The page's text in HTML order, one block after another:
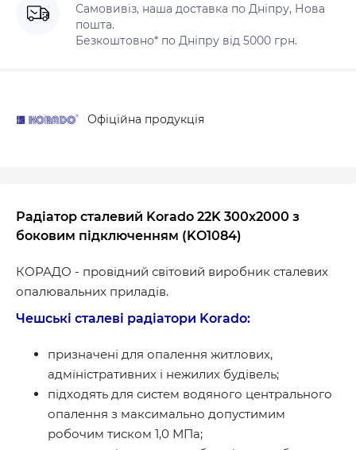
Самовивіз, наша доставка по Дніпру, Нова
пошта.
Безкоштовно* по Дніпру від 5000 грн.
Офіційна продукція
Радіатор сталевий Korado 22K 300x2000 з
боковим підключенням (KO1084)
КОРАДО - провідний світовий виробник сталевих
опалювальних приладів.
Чешські сталеві радіатори Korado:
призначені для опалення житлових,
адміністративних і нежилих будівель;
підходять для систем водяного центрального
опалення з максимально допустимим
робочим тиском 1,0 МПа;